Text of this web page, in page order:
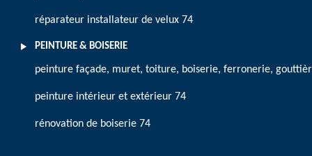
réparateur installateur de velux 74
PEINTURE & BOISERIE
peinture façade, muret, toiture, boiserie, ferronerie,
peinture intérieur et extérieur 74
rénovation de boiserie 74